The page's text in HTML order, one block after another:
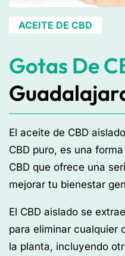
ACEITE DE CBD
Gotas De
El aceite de CBD
CBD puro, es una
CBD que ofrece una
mejorar tu bienestar
El CBD aislado se
para eliminar cualquier
la planta, incluyendo